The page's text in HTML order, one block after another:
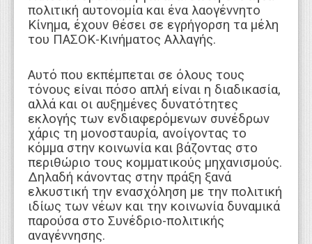
πολιτική αυτονομία και ένα λαογέννητο
Κίνημα, έχουν θέσει σε εγρήγορση τα μέλη
του ΠΑΣΟΚ-Κινήματος Αλλαγής.
Αυτό που εκπέμπεται σε όλους τους
τόνους είναι πόσο απλή είναι η διαδικασία,
αλλά και οι αυξημένες δυνατότητες
εκλογής των ενδιαφερόμενων συνέδρων
χάρις τη μονοσταυρία, ανοίγοντας το
κόμμα στην κοινωνία και βάζοντας στο
περιθώριο τους κομματικούς μηχανισμούς.
Δηλαδή κάνοντας στην πράξη ξανά
ελκυστική την ενασχόληση με την πολιτική
ιδίως των νέων και την κοινωνία δυναμικά
παρούσα στο Συνέδριο-πολιτικής
αναγέννησης.